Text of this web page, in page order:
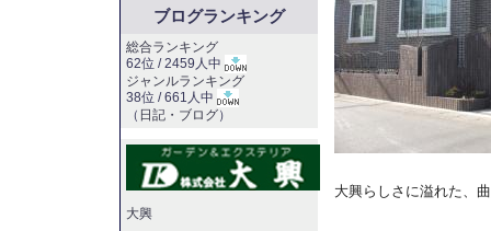
大興らしさに溢れた、
ブログランキング
総合ランキング
62位 / 2459人中
ジャンルランキング
38位 / 661人中
（ 日記・ブログ）
大興